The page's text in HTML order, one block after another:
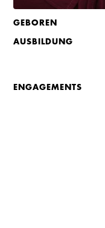
GEBOREN
AUSBILDUNG
ENGAGEMENTS